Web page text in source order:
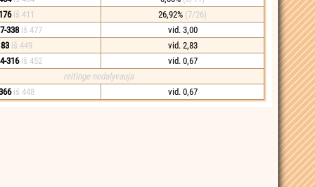
176 iš 411 26,92% (7/26)
338 iš 477
vid. 3,00
83 iš 449
vid. 2,83
316 iš 452
vid. 0,67
reitinge nedalyvauja
iš 448 vid. 0,67